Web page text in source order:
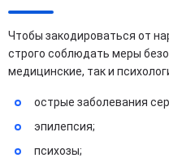
Чтобы закодироваться от
строго соблюдать меры
медицинские, так и
острые заболевания
эпилепсия;
психозы;